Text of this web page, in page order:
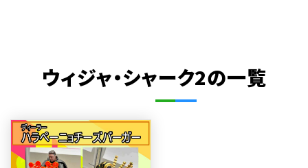
ウィジャ・シャーク2の一覧